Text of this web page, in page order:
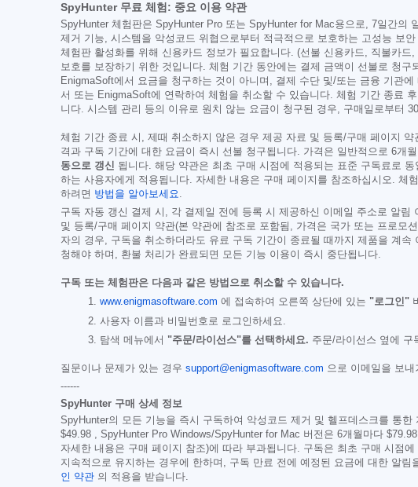
SpyHunter 무료 체험: 중요 이용 약관
SpyHunter 체험판은 SpyHunter Pro 또는 SpyHunter for Mac용으로, 7일간
제거 기능, 시스템을 악성코드 위협으로부터 적극적으로 보호하는 고성능 보
체험판 활성화를 위해 신용카드 정보가 필요합니다. (선불 신용카드, 직불카
보호를 보장하기 위한 것입니다. 체험 기간 동안에는 결제 금액이 선불로 청
EnigmaSoft에서 요금을 청구하는 것이 아니며, 결제 수단 및/또는 금융 기관
서 또는 EnigmaSoft에 연락하여 체험을 취소할 수 있습니다. 체험 기간 종료
니다. 시스템 관리 등의 이유로 원치 않는 요금이 청구된 경우, 구매일로부터
체험 기간 종료 시, 제때 취소하지 않은 경우 제공 자료 및 등록/구매 페이지
격과 구독 기간에 대한 요금이 즉시 선불 청구됩니다. 가격은 일반적으로 6개
동으로 갱신 됩니다. 해당 약관은 최초 구매 시점에 적용되는 표준 구독료로
하는 사용자에게 적용됩니다. 자세한 내용은 구매 페이지를 참조하십시오. 체
하려면 방법을 알아보세요.
구독 자동 갱신 결제 시, 각 결제일 전에 등록 시 제공하신 이메일 주소로 알
및 등록/구매 페이지 약관(본 약관에 참조로 포함됨, 가격은 국가 또는 프로
자의 경우, 구독을 취소하더라도 유료 구독 기간이 종료될 때까지 제품을 계
청해야 하며, 환불 처리가 완료되면 모든 기능 이용이 즉시 중단됩니다.
구독 또는 체험판은 다음과 같은 방법으로 취소할 수 있습니다.
www.enigmasoftware.com 에 접속하여 오른쪽 상단에 있는 "로그인"
사용자 이름과 비밀번호로 로그인하세요.
탐색 메뉴에서 "주문/라이선스"를 선택하세요. 주문/라이선스 옆에 구
질문이나 문제가 있는 경우 support@enigmasoftware.com 으로 이메일을 보내
------
SpyHunter 구매 상세 정보
SpyHunter의 모든 기능을 즉시 구독하여 악성코드 제거 및 헬프데스크를 통
$49.98 , SpyHunter Pro Windows/SpyHunter for Mac 버전은 6개월마다 $79.98
자세한 내용은 구매 페이지 참조)에 따라 부과됩니다. 구독은 최초 구매 시점에
지속적으로 유지하는 경우에 한하며, 구독 만료 전에 예정된 요금에 대한 알
인 약관 의 적용을 받습니다.